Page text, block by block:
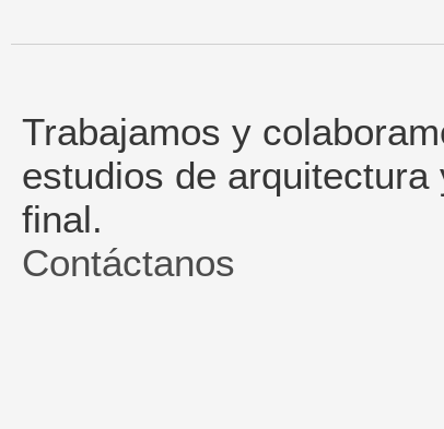
Trabajamos y
estudios de arquitectura
final.
Contáctanos